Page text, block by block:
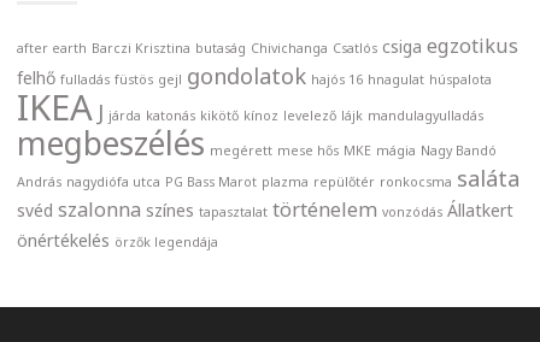
after earth Barczi Krisztina butaság Chivichanga Csatlós csiga egzotikus
felhő fulladás füstös gejl gondolatok hajós 16 hnagulat húspalota
IKEA J járda katonás kikötő kínoz levelező lájk mandulagyulladás
megbeszélés megérett mese hős MKE mágia Nagy Bandó
András nagydiófa utca PG Bass Marot plazma repülőtér ronkocsma saláta
svéd szalonna színes tapasztalat történelem vonzódás Állatkert
önértékelés örzők legendája